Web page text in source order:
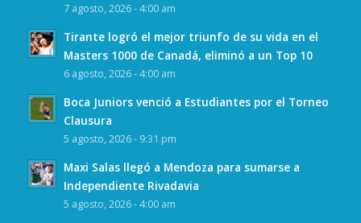
7 agosto, 2026 - 4:00 am
Tirante logró el mejor triunfo de su vida en el
Masters 1000 de Canadá, eliminó a un Top 10
6 agosto, 2026 - 4:00 am
Boca Juniors venció a Estudiantes por el Torneo
Clausura
5 agosto, 2026 - 9:31 pm
Maxi Salas llegó a Mendoza para sumarse a
Independiente Rivadavia
5 agosto, 2026 - 4:00 am